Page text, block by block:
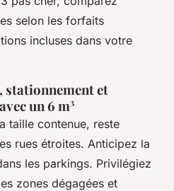
selon les forfaits
incluses dans votre
stationnement et
un 6 m³
taille contenue, reste
rues étroites. Anticipez la
les parkings. Privilégiez
zones dégagées et